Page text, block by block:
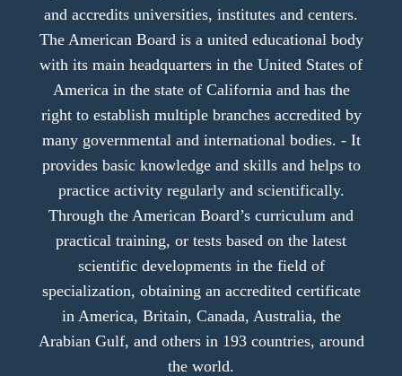
and accredits universities, institutes and centers.
The American Board is a united educational body
with its main headquarters in the United States of
America in the state of California and has the
right to establish multiple branches accredited by
many governmental and international bodies. - It
provides basic knowledge and skills and helps to
practice activity regularly and scientifically.
Through the American Board’s curriculum and
practical training, or tests based on the latest
scientific developments in the field of
specialization, obtaining an accredited certificate
in America, Britain, Canada, Australia, the
Arabian Gulf, and others in 193 countries, around
the world.